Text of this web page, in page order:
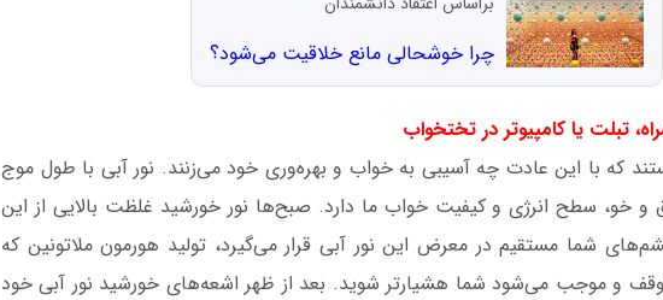
چرا خوشحالی مانع خلاقیت می‌شود؟
که با این عادت چه آسیبی به خواب و بهره‌وری خود می‌زنند. نور آبی با طول موج
خو، سطح انرژی و کیفیت خواب ما دارد. صبح‌ها نور خورشید غلظت بالایی از این
شما مستقیم در معرض این نور آبی قرار می‌گیرد، تولید هورمون ملاتونین که
و موجب می‌شود شما هشیارتر شوید. بعد از ظهر اشعه‌های خورشید نور آبی خود